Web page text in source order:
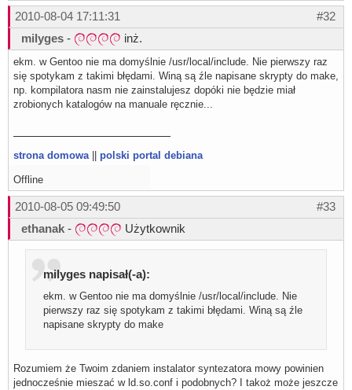
-Dmbrola_path=\"/opt/bin/mbrola\" -I../
gcc -c -o audio.o -Wall audio.c -I../src/
gcc -o milena_ws main.o say.o audio.o ../utils/
                -lmilena \
                -lmilena_mbrola \
                -L../src/
make[1]: Opuszczenie katalogu `/home/marg1/milena-
make -C subplayer all
make[1]: Wejście do katalogu `/home/marg1/milena-
gcc -Wall -c -o subplayer.o subplayer.c
subplayer.c: At top level:
subplayer.c:241: warning: return type defaults to ‘int’
gcc -Wall -o milena_subplayer subplayer.o
#32
2010-08-04 17:11:31
milyges - inż.
ekm. w Gentoo nie ma domyślnie /usr/local/include. Nie pierwszy raz
się spotykam z takimi błędami. Winą są źle napisane skrypty do make,
np. kompilatora nasm nie zainstalujesz dopóki nie będzie miał
zrobionych katalogów na manuale ręcznie...
strona domowa|| polski portal debiana
Offline
#33
2010-08-05 09:49:50
ethanak - Użytkownik
milyges napisał(-a):
ekm. w Gentoo nie ma domyślnie /usr/local/include. Nie
pierwszy raz się spotykam z takimi błędami. Winą są źle
napisane skrypty do make
Rozumiem że Twoim zdaniem instalator syntezatora mowy powinien
jednocześnie mieszać w ld.so.conf i podobnych? I takoż może jeszcze